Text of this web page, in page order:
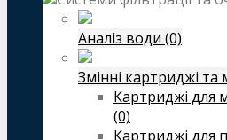
Аналіз води (0)
Змінні картриджі та
Картриджі для
(0)
Картриджі для